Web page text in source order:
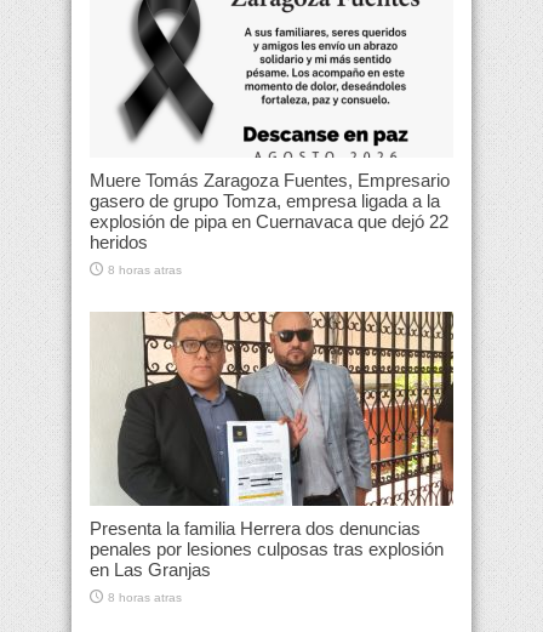
Muere Tomás Zaragoza Fuentes, Empresario
gasero de grupo Tomza, empresa ligada a la
explosión de pipa en Cuernavaca que dejó 22
heridos
8 horas atras
Presenta la familia Herrera dos denuncias
penales por lesiones culposas tras explosión
en Las Granjas
8 horas atras